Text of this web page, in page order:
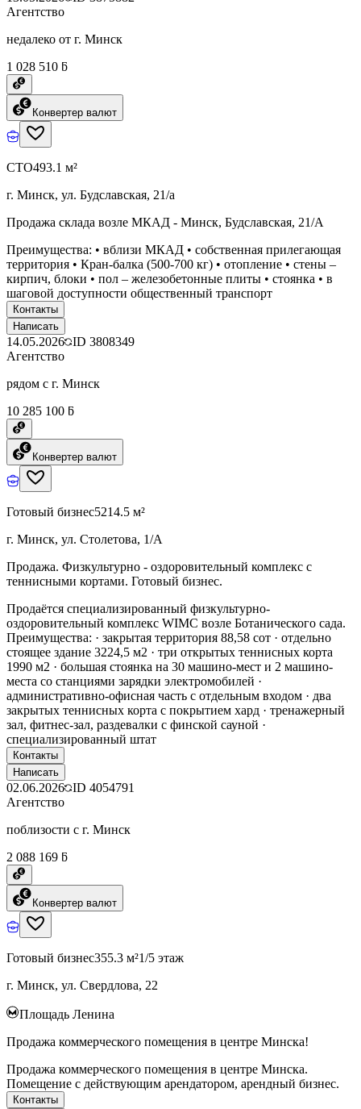
Агентство
недалеко от г. Минск
1 028 510 ƃ
Конвертер валют
СТО493.1 м²
г. Минск, ул. Будславская, 21/а
Продажа склада возле МКАД - Минск, Будславская, 21/А
Преимущества: • вблизи МКАД • собственная прилегающая
территория • Кран-балка (500-700 кг) • отопление • стены –
кирпич, блоки • пол – железобетонные плиты • стоянка • в
шаговой доступности общественный транспорт
Контакты
Написать
14.05.2026 ID 3808349
Агентство
рядом с г. Минск
10 285 100 ƃ
Конвертер валют
Готовый бизнес5214.5 м²
г. Минск, ул. Столетова, 1/А
Продажа. Физкультурно - оздоровительный комплекс с
теннисными кортами. Готовый бизнес.
Продаётся специализированный физкультурно-
оздоровительный комплекс WIMC возле Ботанического сада.
Преимущества: · закрытая территория 88,58 сот · отдельно
стоящее здание 3224,5 м2 · три открытых теннисных корта
1990 м2 · большая стоянка на 30 машино-мест и 2 машино-
места со станциями зарядки электромобилей ·
административно-офисная часть с отдельным входом · два
закрытых теннисных корта с покрытием хард · тренажерный
зал, фитнес-зал, раздевалки с финской сауной ·
специализированный штат
Контакты
Написать
02.06.2026 ID 4054791
Агентство
поблизости с г. Минск
2 088 169 ƃ
Конвертер валют
Готовый бизнес355.3 м²1/5 этаж
г. Минск, ул. Свердлова, 22
Площадь Ленина
Продажа коммерческого помещения в центре Минска!
Продажа коммерческого помещения в центре Минска.
Помещение с действующим арендатором, арендный бизнес.
Контакты